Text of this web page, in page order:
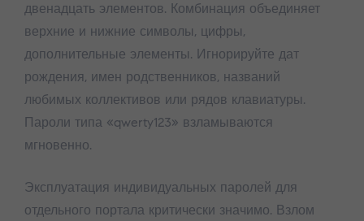
двенадцать элементов. Комбинация объединяет
верхние и нижние символы, цифры,
дополнительные элементы. Игнорируйте дат
рождения, имен родственников, названий
любимых коллективов или рядов клавиатуры.
Пароли типа «qwerty123» взламываются
мгновенно.
Эксплуатация индивидуальных паролей для
отдельного портала критически значимо. Взлом